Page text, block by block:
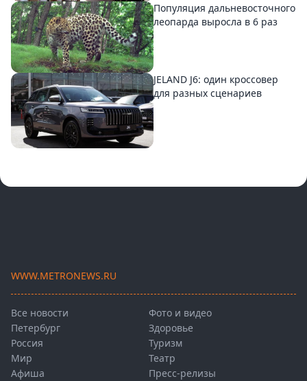
Популяция дальневосточного
леопарда выросла в 6 раз
JELAND J6: один кроссовер
для разных сценариев
WWW.METRONEWS.RU
Все новости
Петербург
Россия
Мир
Афиша
Фото и видео
Здоровье
Туризм
Театр
Пресс-релизы